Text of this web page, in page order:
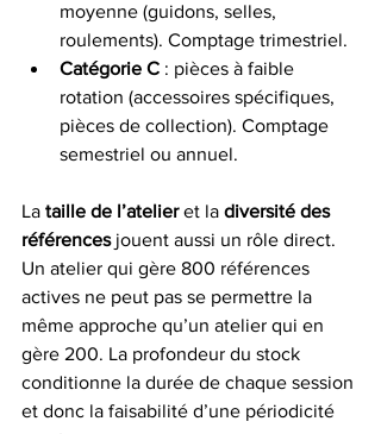
moyenne (guidons, selles,
roulements). Comptage trimestriel.
Catégorie C : pièces à faible
rotation (accessoires spécifiques,
pièces de collection). Comptage
semestriel ou annuel.
La taille de l’atelier et la diversité des
références jouent aussi un rôle direct.
Un atelier qui gère 800 références
actives ne peut pas se permettre la
même approche qu’un atelier qui en
gère 200. La profondeur du stock
conditionne la durée de chaque session
et donc la faisabilité d’une périodicité